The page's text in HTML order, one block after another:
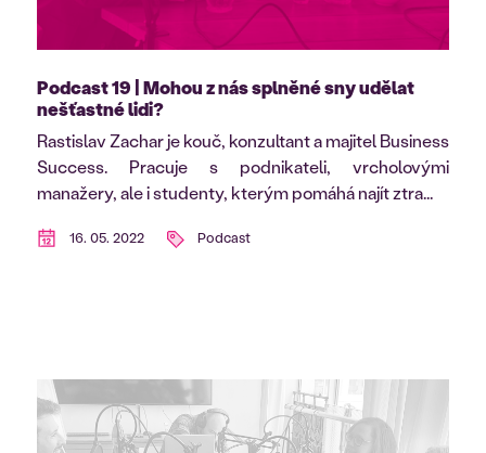
Podcast 19 | Mohou z nás splněné sny udělat
nešťastné lidi?
Rastislav Zachar je kouč, konzultant a majitel Business
Success. Pracuje s podnikateli, vrcholovými
manažery, ale i studenty, kterým pomáhá najít ztra...
16. 05. 2022 Podcast